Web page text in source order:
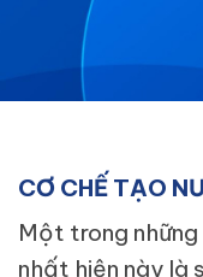
CƠ CHẾ TẠO
Một trong
nhất hiện này là